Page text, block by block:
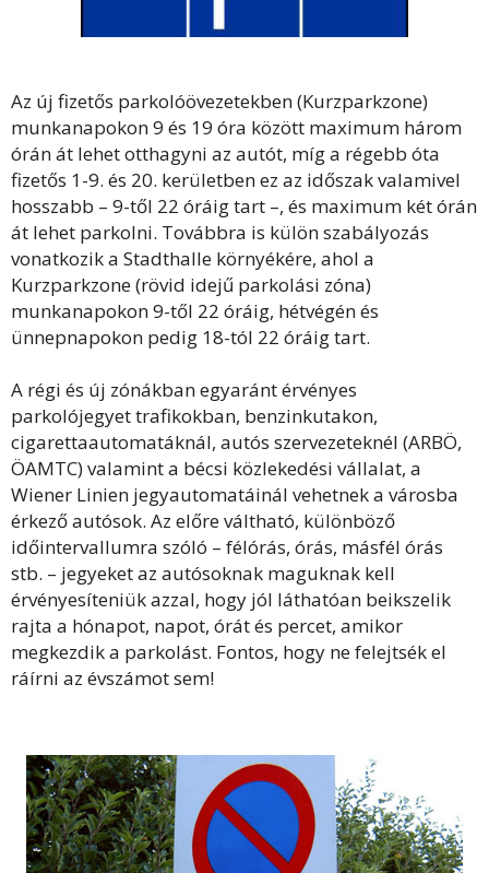
Az új fizetős parkolóövezetekben (Kurzparkzone)
munkanapokon 9 és 19 óra között maximum három
órán át lehet otthagyni az autót, míg a régebb óta
fizetős 1-9. és 20. kerületben ez az időszak valamivel
hosszabb – 9-től 22 óráig tart –, és maximum két órán
át lehet parkolni. Továbbra is külön szabályozás
vonatkozik a Stadthalle környékére, ahol a
Kurzparkzone (rövid idejű parkolási zóna)
munkanapokon 9-től 22 óráig, hétvégén és
ünnepnapokon pedig 18-tól 22 óráig tart.
A régi és új zónákban egyaránt érvényes
parkolójegyet trafikokban, benzinkutakon,
cigarettaautomatáknál, autós szervezeteknél (ARBÖ,
ÖAMTC) valamint a bécsi közlekedési vállalat, a
Wiener Linien jegyautomatáinál vehetnek a városba
érkező autósok. Az előre váltható, különböző
időintervallumra szóló – félórás, órás, másfél órás
stb. – jegyeket az autósoknak maguknak kell
érvényesíteniük azzal, hogy jól láthatóan beikszelik
rajta a hónapot, napot, órát és percet, amikor
megkezdik a parkolást. Fontos, hogy ne felejtsék el
ráírni az évszámot sem!